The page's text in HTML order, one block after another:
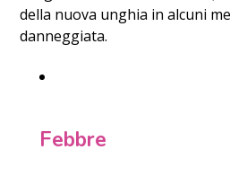
della nuova unghia in alcuni
danneggiata.
Febbre